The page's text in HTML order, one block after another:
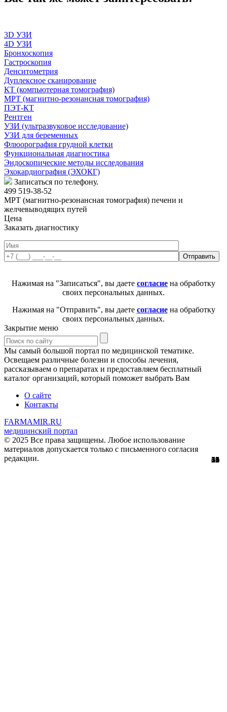
1
3D УЗИ
5
4D УЗИ
1
Бронхоскопия
15
Гастроскопия
2
Денситометрия
11
Дуплексное сканирование
51
КТ (компьютерная томография)
56
МРТ (магнитно-резонансная томография)
1
ПЭТ-КТ
29
Рентген
61
УЗИ (ультразвуковое исследование)
3
УЗИ для беременных
9
Флюорография грудной клетки
12
Функциональная диагностика
8
Эндоскопические методы исследования
45
Эхокардиография (ЭХОКГ)
Записаться по телефону.
499 519-38-52
МРТ (магнитно-резонансная томография) печени и
желчевыводящих путей
Цена
Заказать диагностику
Нажимая на "Записаться", вы даете согласие на обработку
своих персональных данных.
Нажимая на "Отправить", вы даете согласиена обработку
своих персональных данных.
Закрытие меню
Мы самый большой портал по медицинской тематике.
Освещаем различные болезни и способы лечения,
рассказываем о препаратах и предоставляем бесплатный
каталог организаций, который поможет выбрать Вам
О сайте
Контакты
FARMAMIR.RU
медицинский портал
© 2025 Все права защищены. Любое использование
материалов допускается только с письменного согласия
редакции.